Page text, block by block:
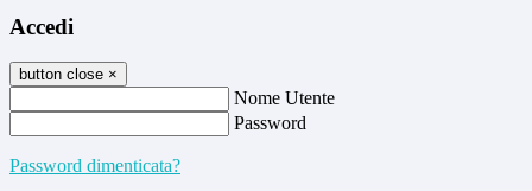
Accedi
button close ×
Nome Utente
Password
Password dimenticata?